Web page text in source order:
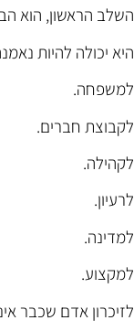
השלב הראשון, הוא
היא יכולה להיות
למשפחה.
לקבוצת חברים.
לקהילה.
לרעיון.
למדינה.
למקצוע.
לזיכרון אדם שכבר